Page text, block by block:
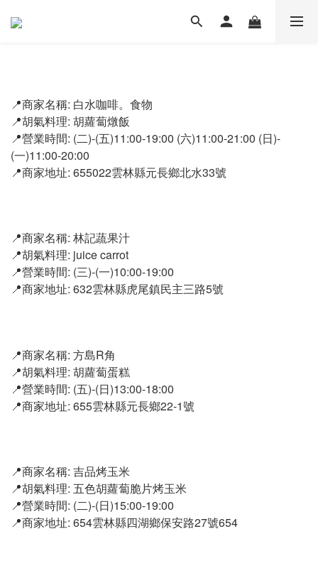
📍商家名稱: 白水咖啡。食物
📍胡氣料理: 胡蘿蔔燉飯
📍營業時間: (二)-(五)11:00-19:00 (六)11:00-21:00 (日)-
(一)11:00-20:00
📍商家地址: 655022雲林縣元長鄉北水33號
📍商家名稱: 林記蔬果汁
📍胡氣料理: juice carrot
📍營業時間: (三)-(一)10:00-19:00
📍商家地址: 632雲林縣虎尾鎮民主三路5號
📍商家名稱: 方島R角
📍胡氣料理: 胡蘿蔔蛋糕
📍營業時間: (五)-(日)13:00-18:00
📍商家地址: 655雲林縣元長鄉22-1號
📍商家名稱: 吉品烤玉米
📍胡氣料理: 五色胡蘿蔔脆片烤玉米
📍營業時間: (二)-(日)15:00-19:00
📍商家地址: 654雲林縣四湖鄉保安路27號654